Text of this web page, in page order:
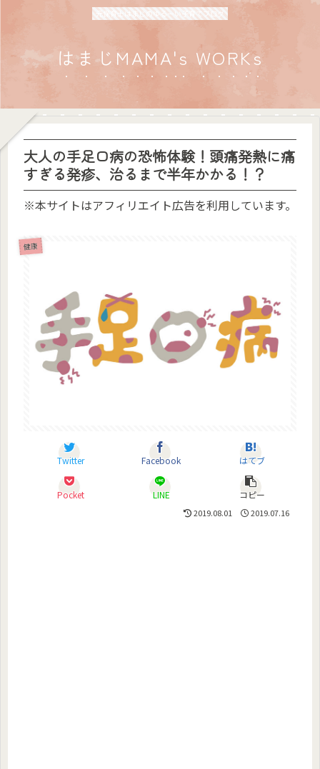
元保育士はまじのゆるーい子育てブログ
はまじMAMA's WORKs
大人の手足口病の恐怖体験！頭痛発熱に痛
すぎる発疹、治るまで半年かかる！？
※本サイトはアフィリエイト広告を利用しています。
健康
Twitter Facebook はてブ
Pocket LINE コピー
2019.08.01 2019.07.16